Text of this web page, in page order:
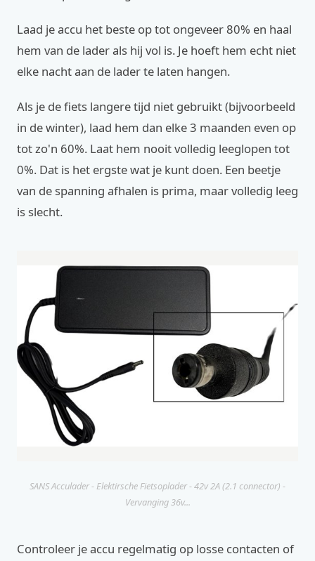
Laad je accu het beste op tot ongeveer 80% en haal
hem van de lader als hij vol is. Je hoeft hem echt niet
elke nacht aan de lader te laten hangen.
Als je de fiets langere tijd niet gebruikt (bijvoorbeeld
in de winter), laad hem dan elke 3 maanden even op
tot zo'n 60%. Laat hem nooit volledig leeglopen tot
0%. Dat is het ergste wat je kunt doen. Een beetje
van de spanning afhalen is prima, maar volledig leeg
is slecht.
SANS Acculader - Elektirsche Fietsoplader - 42v 2A (2.1 connector) -
Vervanging 36v...
Controleer je accu regelmatig op losse contacten of